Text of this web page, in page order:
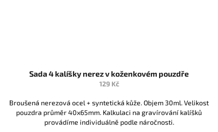
Sada 4 kalíšky nerez v koženkovém pouzdře
129 Kč
Broušená nerezová ocel + syntetická kůže. Objem 30ml. Velikost
pouzdra průměr 40x65mm. Kalkulaci na gravírování kalíšků
provádíme individuálně podle náročnosti.